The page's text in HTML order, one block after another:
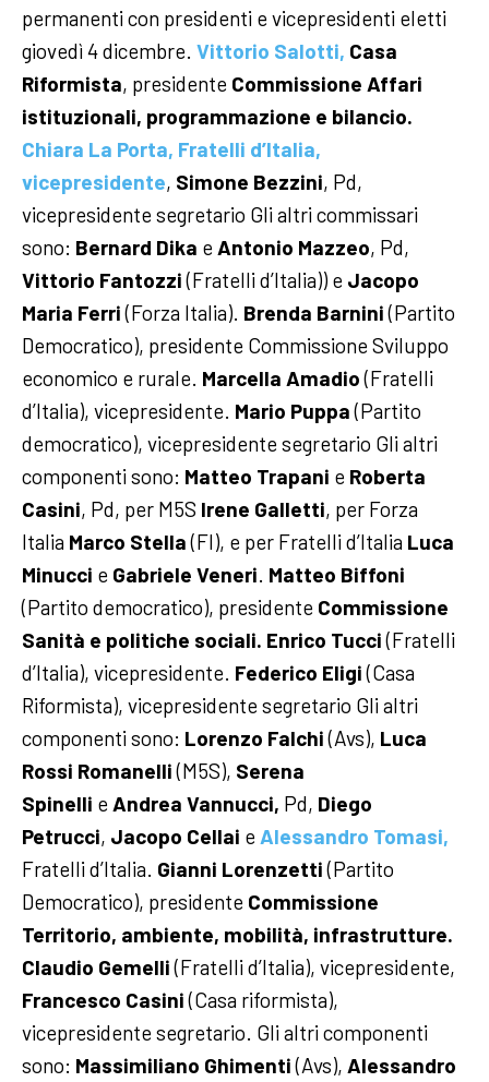
permanenti con presidenti e vicepresidenti eletti
giovedì 4 dicembre. Vittorio Salotti, Casa
Riformista, presidente Commissione Affari
istituzionali, programmazione e bilancio.
Chiara La Porta, Fratelli d’Italia,
vicepresidente, Simone Bezzini, Pd,
vicepresidente segretario Gli altri commissari
sono: Bernard Dika e Antonio Mazzeo, Pd,
Vittorio Fantozzi(Fratelli d’Italia)) e Jacopo
Maria Ferri(Forza Italia). Brenda Barnini(Partito
Democratico), presidente Commissione Sviluppo
economico e rurale. Marcella Amadio(Fratelli
d’Italia), vicepresidente. Mario Puppa(Partito
democratico), vicepresidente segretario Gli altri
componenti sono: Matteo Trapani e Roberta
Casini, Pd, per M5S Irene Galletti, per Forza
Italia Marco Stella(FI), e per Fratelli d’Italia Luca
Minucci e Gabriele Veneri. Matteo Biffoni
(Partito democratico), presidente Commissione
Sanità e politiche sociali. Enrico Tucci(Fratelli
d’Italia), vicepresidente. Federico Eligi(Casa
Riformista), vicepresidente segretario Gli altri
componenti sono: Lorenzo Falchi(Avs), Luca
Rossi Romanelli(M5S), Serena
Spinelli e Andrea Vannucci, Pd, Diego
Petrucci, Jacopo Cellai e Alessandro Tomasi,
Fratelli d’Italia. Gianni Lorenzetti(Partito
Democratico), presidente Commissione
Territorio, ambiente, mobilità, infrastrutture.
Claudio Gemelli(Fratelli d’Italia), vicepresidente,
Francesco Casini(Casa riformista),
vicepresidente segretario. Gli altri componenti
sono: Massimiliano Ghimenti(Avs), Alessandro